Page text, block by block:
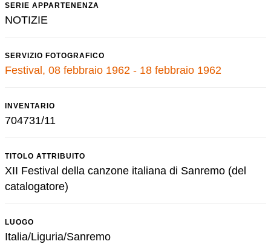
SERIE APPARTENENZA
NOTIZIE
SERVIZIO FOTOGRAFICO
Festival, 08 febbraio 1962 - 18 febbraio 1962
INVENTARIO
704731/11
TITOLO ATTRIBUITO
XII Festival della canzone italiana di Sanremo (del
catalogatore)
LUOGO
Italia/Liguria/Sanremo